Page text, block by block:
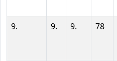
9. 9. 9. 78